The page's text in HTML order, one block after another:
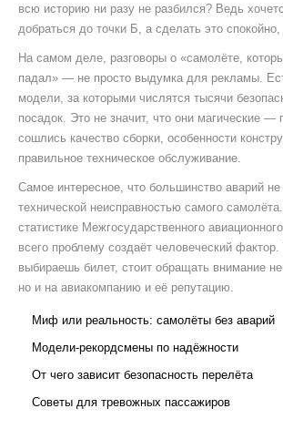
всю историю ни разу не разбился? Ведь
добраться до точки Б, а сделать это спокойно,
На самом деле, разговоры о «самолёте,
падал» — не просто выдумка для рекламы.
модели, за которыми числятся тысячи
посадок. Это не значит, что они магические —
сошлись качество сборки, особенности
правильное техническое обслуживание.
Самое интересное, что большинство аварий не
технической неисправностью самого
статистике Межгосударственного
всего проблему создаёт человеческий фактор.
выбираешь билет, стоит обращать внимание
но и на авиакомпанию и её репутацию.
Миф или реальность: самолёты без аварий
Модели-рекордсмены по надёжности
От чего зависит безопасность перелёта
Советы для тревожных пассажиров